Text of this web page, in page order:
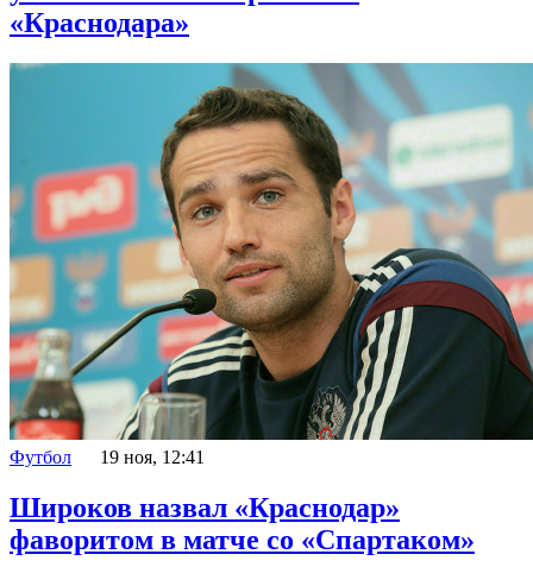
«Краснодара»
Футбол 19 ноя, 12:41
Широков назвал «Краснодар»
фаворитом в матче со «Спартаком»